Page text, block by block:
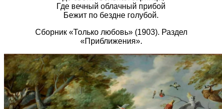
Где вечный облачный прибой
Бежит по бездне голубой.
Сборник «Только любовь» (1903). Раздел
«Приближения».